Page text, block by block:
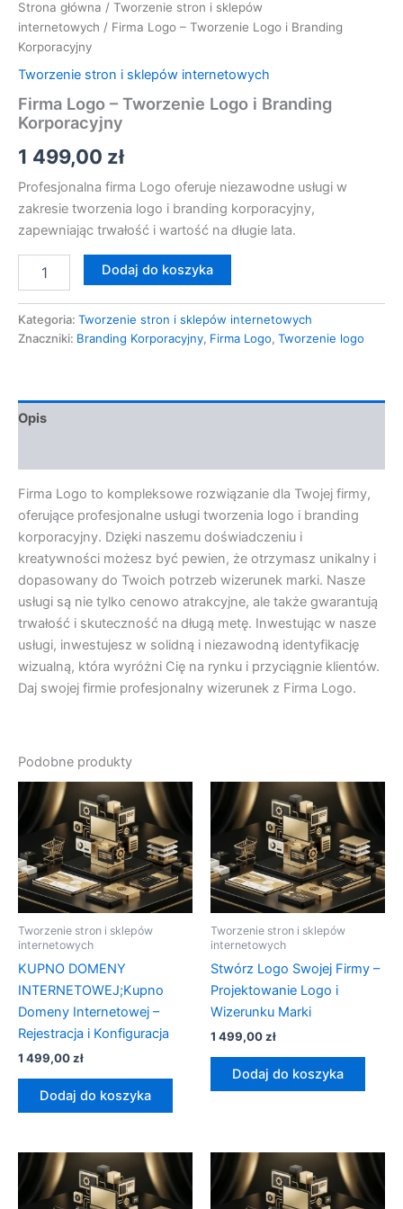
Strona główna / Tworzenie stron i sklepów
internetowych / Firma Logo – Tworzenie Logo i Branding
Korporacyjny
Tworzenie stron i sklepów internetowych
Firma Logo – Tworzenie Logo i Branding
Korporacyjny
1 499,00 zł
Profesjonalna firma Logo oferuje niezawodne usługi w
zakresie tworzenia logo i branding korporacyjny,
zapewniając trwałość i wartość na długie lata.
Dodaj do koszyka
Kategoria: Tworzenie stron i sklepów internetowych
Znaczniki: Branding Korporacyjny, Firma Logo, Tworzenie logo
Opis
Firma Logo to kompleksowe rozwiązanie dla Twojej firmy,
oferujące profesjonalne usługi tworzenia logo i branding
korporacyjny. Dzięki naszemu doświadczeniu i
kreatywności możesz być pewien, że otrzymasz unikalny i
dopasowany do Twoich potrzeb wizerunek marki. Nasze
usługi są nie tylko cenowo atrakcyjne, ale także gwarantują
trwałość i skuteczność na długą metę. Inwestując w nasze
usługi, inwestujesz w solidną i niezawodną identyfikację
wizualną, która wyróżni Cię na rynku i przyciągnie klientów.
Daj swojej firmie profesjonalny wizerunek z Firma Logo.
Podobne produkty
Tworzenie stron i sklepów
internetowych
KUPNO DOMENY
INTERNETOWEJ;Kupno
Domeny Internetowej –
Rejestracja i Konfiguracja
1 499,00zł
Dodaj do koszyka
Tworzenie stron i sklepów
internetowych
Stwórz Logo Swojej Firmy –
Projektowanie Logo i
Wizerunku Marki
1 499,00zł
Dodaj do koszyka